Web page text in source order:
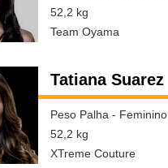
52,2 kg
Team Oyama
Tatiana Suarez
Peso Palha - Feminino
52,2 kg
XTreme Couture